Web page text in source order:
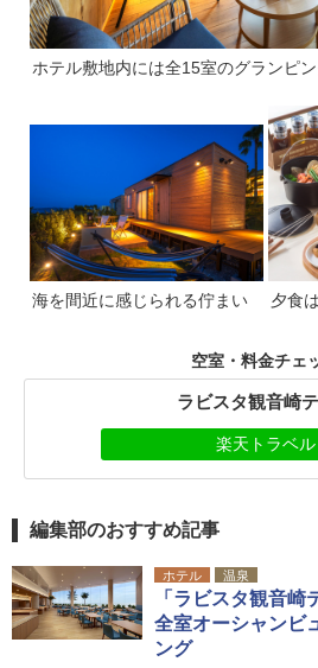
ホテル敷地内には全15室のグランピ
海を間近に感じられる佇まい 夕食
空室・料金チェ
ラビスタ観音崎
楽天トラベル
編集部のおすすめ記事
ホテル 温泉
「ラビスタ観音崎
全室オーシャンビ
ング